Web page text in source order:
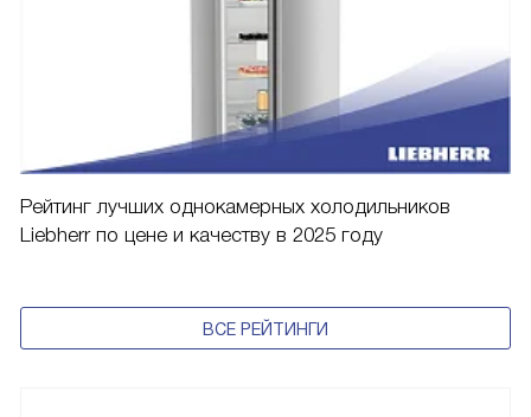
Рейтинг лучших однокамерных холодильников
Liebherr по цене и качеству в 2025 году
ВСЕ РЕЙТИНГИ